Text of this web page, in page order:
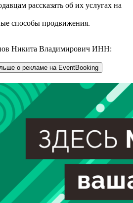
рассказать об их услугах на
способы продвижения.
Никита Владимирович ИНН:
о рекламе на EventBooking